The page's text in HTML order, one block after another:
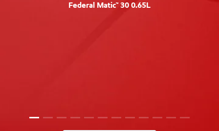
Federal Matic™ 30 0.65L